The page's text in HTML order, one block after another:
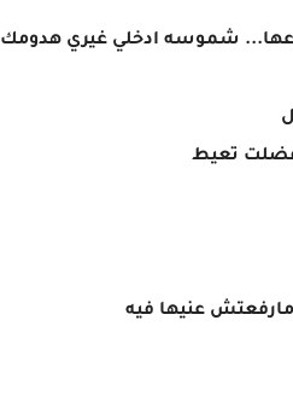
شموسه ادخلي غيري هدومك
تعيط
عنيها فيه